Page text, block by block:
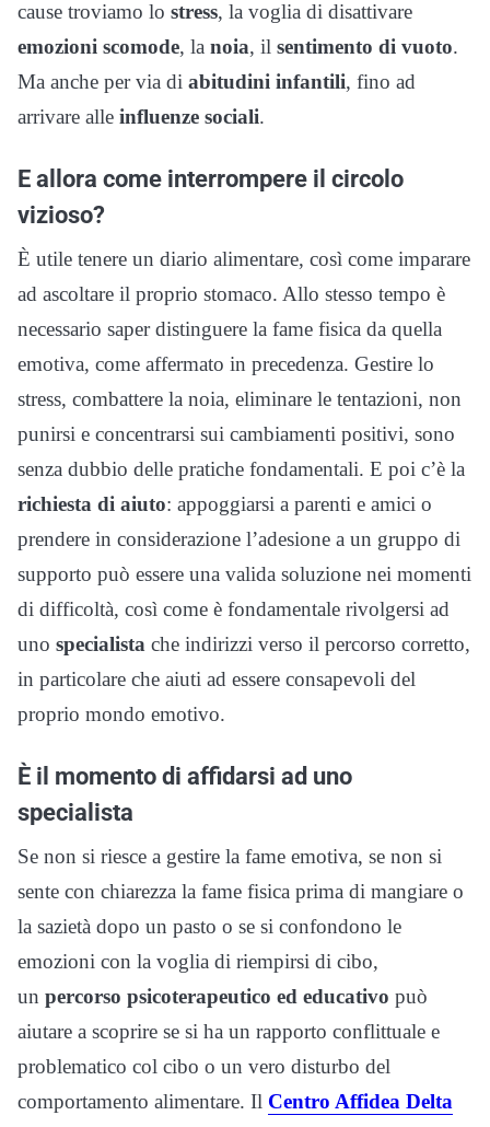
cause troviamo lo stress, la voglia di disattivare
emozioni scomode, la noia, il sentimento di vuoto.
Ma anche per via di abitudini infantili, fino ad
arrivare alle influenze sociali.
E allora come interrompere il circolo
vizioso?
È utile tenere un diario alimentare, così come imparare
ad ascoltare il proprio stomaco. Allo stesso tempo è
necessario saper distinguere la fame fisica da quella
emotiva, come affermato in precedenza. Gestire lo
stress, combattere la noia, eliminare le tentazioni, non
punirsi e concentrarsi sui cambiamenti positivi, sono
senza dubbio delle pratiche fondamentali. E poi c’è la
richiesta di aiuto: appoggiarsi a parenti e amici o
prendere in considerazione l’adesione a un gruppo di
supporto può essere una valida soluzione nei momenti
di difficoltà, così come è fondamentale rivolgersi ad
uno specialista che indirizzi verso il percorso corretto,
in particolare che aiuti ad essere consapevoli del
proprio mondo emotivo.
È il momento di affidarsi ad uno
specialista
Se non si riesce a gestire la fame emotiva, se non si
sente con chiarezza la fame fisica prima di mangiare o
la sazietà dopo un pasto o se si confondono le
emozioni con la voglia di riempirsi di cibo,
un percorso psicoterapeutico ed educativo può
aiutare a scoprire se si ha un rapporto conflittuale e
problematico col cibo o un vero disturbo del
comportamento alimentare. Il Centro Affidea Delta